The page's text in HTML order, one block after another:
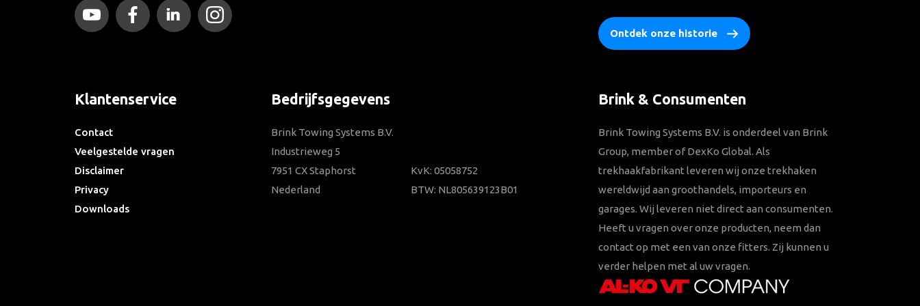
Ontdek onze historie
Klantenservice
Contact
Veelgestelde vragen
Disclaimer
Privacy
Downloads
Bedrijfsgegevens
Brink Towing Systems B.V.
Industrieweg 5
7951 CX Staphorst
Nederland
KvK: 05058752
BTW: NL805639123B01
Brink & Consumenten
Brink Towing Systems B.V. is onderdeel van Brink
Group, member of DexKo Global. Als
trekhaakfabrikant leveren wij onze trekhaken
wereldwijd aan groothandels, importeurs en
garages. Wij leveren niet direct aan consumenten.
Heeft u vragen over onze producten, neem dan
contact op met een van onze fitters. Zij kunnen u
verder helpen met al uw vragen.